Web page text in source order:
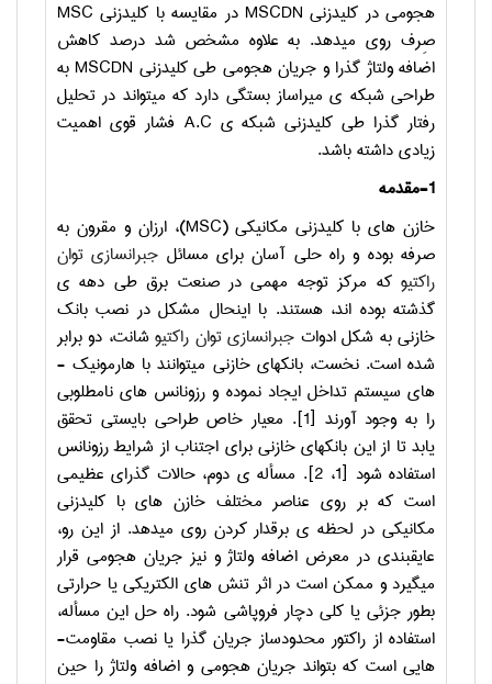
هجومی در کلیدزنی MSCDN در مقایسه با کلیدزنی MSC
صِرف روی می­دهد. به علاوه مشخص شد درصد کاهش
اضافه ولتاژ گذرا و جریان هجومی طی کلیدزنی MSCDN به
طراحی شبکه­ ی میراساز بستگی دارد که می­تواند در تحلیل
رفتار گذرا طی کلیدزنی شبکه­ ی A.C فشار قوی اهمیت
زیادی داشته باشد.
1-مقدمه
خازن­ های با کلیدزنی مکانیکی (MSC)، ارزان و مقرون به
صرفه بوده و راه­ حلی آسان برای مسائل جبرانسازی توان
راکتیو که مرکز توجه مهمی در صنعت برق طی دهه­ ی
گذشته بوده اند، هستند. با اینحال مشکل در نصب بانک
خازنی به شکل ادوات جبرانسازی توان راکتیوشانت، دو برابر
شده است. نخست، بانک­های خازنی می­توانند با هارمونیک ­
های سیستم تداخل ایجاد نموده و رزونانس­ های نامطلوبی
را به وجود آورند [1]. معیار خاص طراحی بایستی تحقق
یابد تا از این بانک­های خازنی برای اجتناب از شرایط رزونانس
استفاده شود [1، 2]. مسأله­ ی دوم، حالات گذرای عظیمی
است که بر روی عناصر مختلف خازن های با کلیدزنی
مکانیکی در لحظه­ ی برقدار کردن روی می­دهد. از این رو،
عایق­بندی در معرض اضافه ولتاژ و نیز جریان هجومی قرار
می­گیرد و ممکن است در اثر تنش­ های الکتریکی یا حرارتی
بطور جزئی یا کلی دچار فروپاشی شود. راه ­حل این مسأله،
استفاده از راکتور محدودساز جریان گذرا یا نصب مقاومت­
هایی است که بتواند جریان هجومی و اضافه ولتاژ را حین